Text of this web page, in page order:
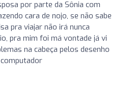
por parte da Sônia com
cara de nojo, se não sabe
pra viajar não irá nunca
pra mim foi má vontade já vi
na cabeça pelos desenho